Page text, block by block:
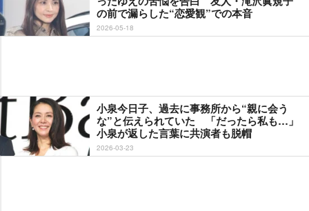
の前で漏らした“恋愛観”での本音
2026-05-18
小泉今日子、過去に事務所から“親に会う
な”と伝えられていた 「だったら私も…」
小泉が返した言葉に共演者も脱帽
2026-03-23